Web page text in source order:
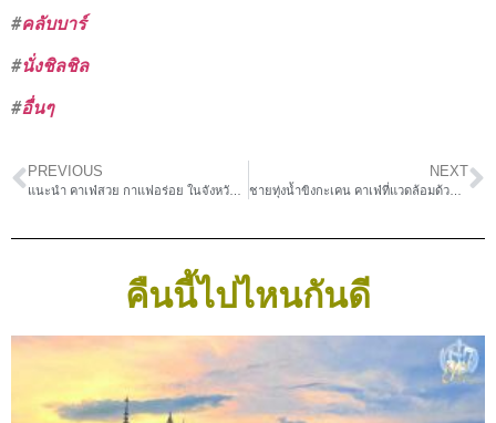
#คลับบาร์
#นั่งชิลชิล
#อื่นๆ
PREVIOUS NEXT
ชายทุ่งน้ำขิงกะเคน คาเฟ่ที่แวดล้อมด้วยธรรมชาติ
คืนนี้ไปไหนกันดี